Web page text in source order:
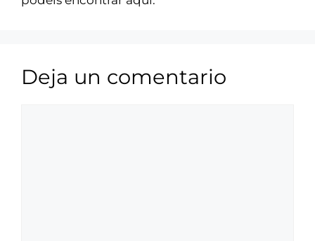
Deja un comentario